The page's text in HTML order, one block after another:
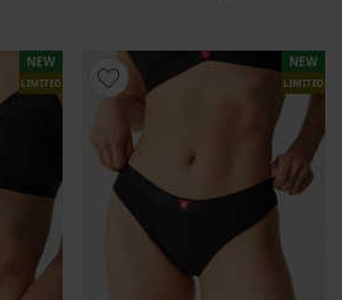
NEW
LIMITED
NEW
LIMITED